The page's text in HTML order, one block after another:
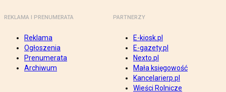
REKLAMA I PRENUMERATA
Reklama
Ogłoszenia
Prenumerata
Archiwum
PARTNERZY
E-kiosk.pl
E-gazety.pl
Nexto.pl
Mała księgowość
Kancelarierp.pl
Wieści Rolnicze